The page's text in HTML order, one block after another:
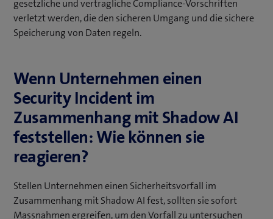
gesetzliche und vertragliche Compliance-Vorschriften
verletzt werden, die den sicheren Umgang und die sichere
Speicherung von Daten regeln.
Wenn Unternehmen einen
Security Incident im
Zusammenhang mit Shadow AI
feststellen: Wie können sie
reagieren?
Stellen Unternehmen einen Sicherheitsvorfall im
Zusammenhang mit Shadow AI fest, sollten sie sofort
Massnahmen ergreifen, um den Vorfall zu untersuchen